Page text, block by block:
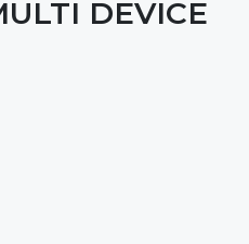
DEVICE